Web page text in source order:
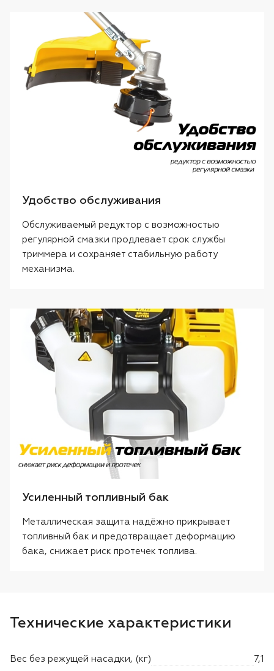
Удобство обслуживания
Обслуживаемый редуктор с возможностью
регулярной смазки продлевает срок службы
триммера и сохраняет стабильную работу
механизма.
Усиленный топливный бак
Металлическая защита надёжно прикрывает
топливный бак и предотвращает деформацию
бака, снижает риск протечек топлива.
Технические характеристики
Вес без режущей насадки, (кг) 7,1